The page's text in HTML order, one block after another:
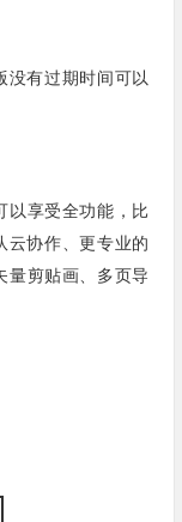
有过期时间可以
以享受全功能，比
协作、更专业的
量剪贴画、多页导